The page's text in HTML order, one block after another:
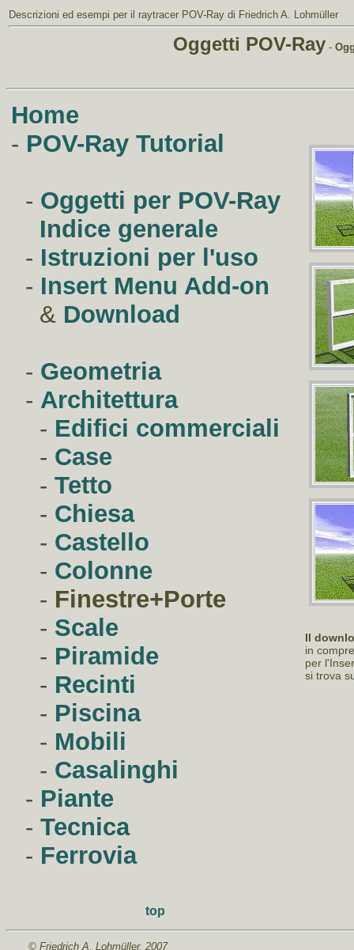
Descrizioni ed esempi per il raytracer POV-Ray di Friedrich A. Lohmüller
Oggetti POV-Ray -
Home
- POV-Ray Tutorial
- Oggetti per POV-Ray
Indice generale
- Istruzioni per l'uso
- Insert Menu Add-on
& Download
- Geometria
- Architettura
- Edifici commerciali
- Case
- Tetto
- Chiesa
- Castello
- Colonne
- Finestre+Porte
- Scale
- Piramide
- Recinti
- Piscina
- Mobili
- Casalinghi
- Piante
- Tecnica
- Ferrovia
Il
in
per
si trova
top
© Friedrich A. Lohmüller, 2007